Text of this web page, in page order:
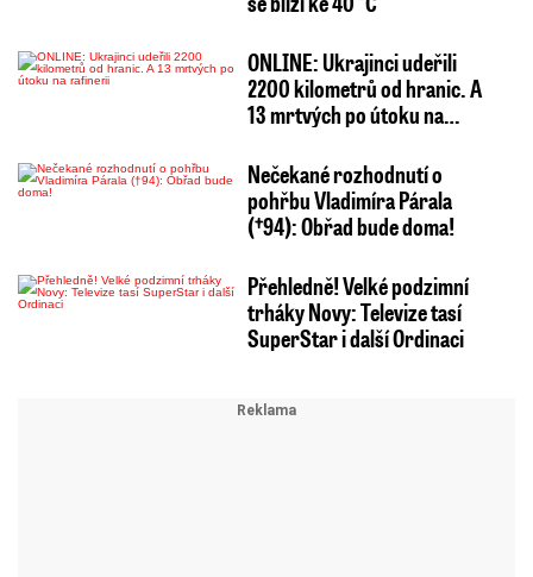
ONLINE: Ukrajinci udeřili
2200 kilometrů od hranic. A
13 mrtvých po útoku na…
Nečekané rozhodnutí o
pohřbu Vladimíra Párala
(†94): Obřad bude doma!
Přehledně! Velké podzimní
trháky Novy: Televize tasí
SuperStar i další Ordinaci